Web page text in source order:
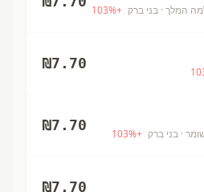
המלך · בני ברק +
103%
₪7.70
· בני ברק +
103%
₪7.70
₪7.70